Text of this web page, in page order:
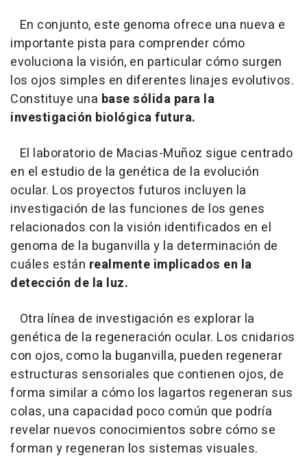
En conjunto, este genoma ofrece una nueva e
importante pista para comprender cómo
evoluciona la visión, en particular cómo surgen
los ojos simples en diferentes linajes evolutivos.
Constituye una base sólida para la
investigación biológica futura.
El laboratorio de Macias-Muñoz sigue centrado
en el estudio de la genética de la evolución
ocular. Los proyectos futuros incluyen la
investigación de las funciones de los genes
relacionados con la visión identificados en el
genoma de la buganvilla y la determinación de
cuáles están realmente implicados en la
detección de la luz.
Otra línea de investigación es explorar la
genética de la regeneración ocular. Los cnidarios
con ojos, como la buganvilla, pueden regenerar
estructuras sensoriales que contienen ojos, de
forma similar a cómo los lagartos regeneran sus
colas, una capacidad poco común que podría
revelar nuevos conocimientos sobre cómo se
forman y regeneran los sistemas visuales.